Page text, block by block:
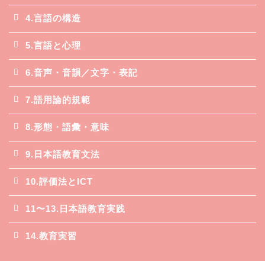
4.言語の構造
5.言語と心理
6.音声・音韻／文字・表記
7.語用論的規範
8.形態・語彙・意味
9.日本語教育文法
10.評価法とICT
11〜13.日本語教育実践
14.教育実習